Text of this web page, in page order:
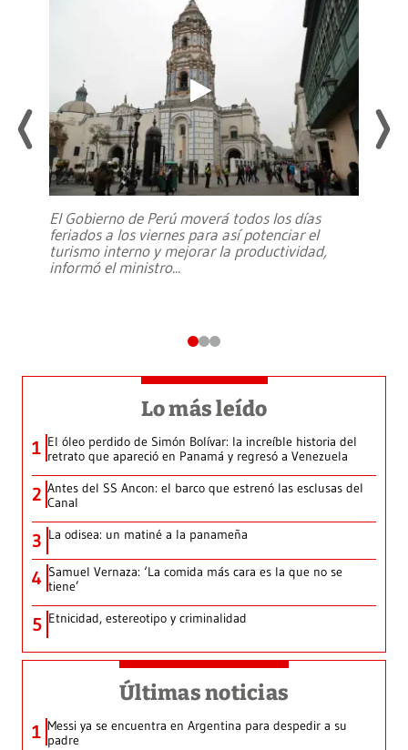
El Gobierno de Perú moverá todos los días
feriados a los viernes para así potenciar el
turismo interno y mejorar la productividad,
informó el ministro...
Lo más leído
1 El óleo perdido de Simón Bolívar: la increíble historia del
retrato que apareció en Panamá y regresó a Venezuela
2 Antes del SS Ancon: el barco que estrenó las esclusas del
Canal
3 La odisea: un matiné a la panameña
4 Samuel Vernaza: ‘La comida más cara es la que no se
tiene’
5 Etnicidad, estereotipo y criminalidad
Últimas noticias
1 Messi ya se encuentra en Argentina para despedir a su
padre